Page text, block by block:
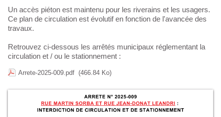
Un accès piéton est maintenu pour les riverains et les usagers.
Ce plan de circulation est évolutif en fonction de l'avancée des
travaux.
Retrouvez ci-dessous les arrêtés municipaux réglementant la
circulation et / ou le stationnement :
Arrete-2025-009.pdf (466.84 Ko)